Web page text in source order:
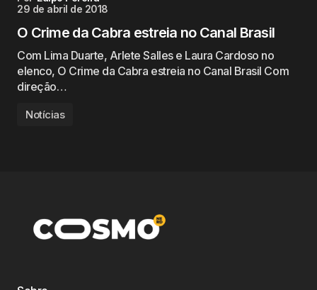
29 de abril de 2018
O Crime da Cabra estreia no Canal Brasil
Com Lima Duarte, Arlete Salles e Laura Cardoso no
elenco, O Crime da Cabra estreia no Canal Brasil Com
direção…
Notícias